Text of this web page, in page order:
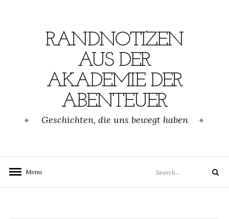
RANDNOTIZEN
AUS DER
AKADEMIE DER
ABENTEUER
Geschichten, die uns bewegt haben
Menu
for:
Search